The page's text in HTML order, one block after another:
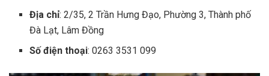
Địa chỉ: 2/35, 2 Trần Hưng Đạo, Phường 3, Thành phố
Đà Lạt, Lâm Đồng
Số điện thoại: 0263 3531 099